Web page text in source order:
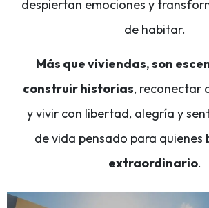
despiertan emociones y
de habitar.
Más que viviendas, son
construir historias, reconectar
y vivir con libertad, alegría y
de vida pensado para quienes
extraordinario.